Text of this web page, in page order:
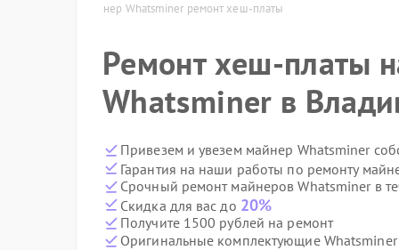
Майнер Whatsminer ремонт хеш-платы
Ремонт хеш-платы
Whatsminer в
Привезем и увезем майнер Whatsminer
Гарантия на наши работы по ремонту
Срочный ремонт майнеров Whatsminer в
Скидка для вас до 20%
Получите 1500 рублей на ремонт
Оригинальные комплектующие Whatsminer